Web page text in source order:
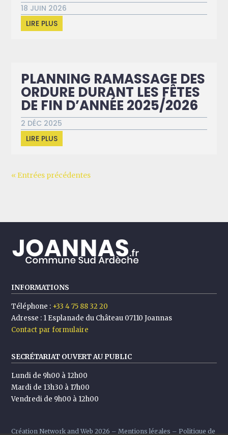
18 JUIN 2026
LIRE PLUS
PLANNING RAMASSAGE DES
ORDURE DURANT LES FÊTES
DE FIN D’ANNÉE 2025/2026
2 DÉC 2025
LIRE PLUS
« Entrées précédentes
INFORMATIONS
Téléphone : +33 4 75 88 32 20
Adresse : 1 Esplanade du Château 07110 Joannas
Contact par formulaire
SECRÉTARIAT OUVERT AU PUBLIC
Lundi de 9h00 à 12h00
Mardi de 13h30 à 17h00
Vendredi de 9h00 à 12h00
Création Network and Web 2026 –Mentions légales – Politique de